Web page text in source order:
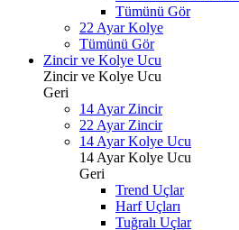
Tümünü Gör
22 Ayar Kolye
Tümünü Gör
Zincir ve Kolye Ucu
Zincir ve Kolye Ucu
Geri
14 Ayar Zincir
22 Ayar Zincir
14 Ayar Kolye Ucu
14 Ayar Kolye Ucu
Geri
Trend Uçlar
Harf Uçları
Tuğralı Uçlar